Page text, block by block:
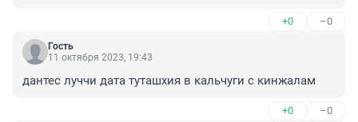
+0 –0
Гость
11 октября 2023, 19:43
дантес луччи дата туташхия в кальчуги с кинжалам
+0 –0